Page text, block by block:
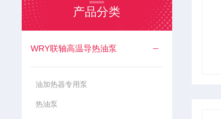
产品分类
WRY联轴高温导热油泵
油加热器专用泵
热油泵